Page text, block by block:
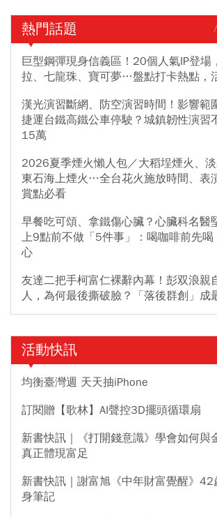
全台。
熱門話題
巨型鋼彈現身信義區！20個人氣IP登場
拉、七龍珠、寶可夢…盤點打卡熱點，
漢光演習斷網、防空演習時間！影響
捷運台鐵高鐵公車停駛？城鎮韌性演習
15萬
2026夏季煙火懶人包／大稻埕煙火、淡
東石海上煙火…全台花火施放時間、表
賞點必看
早餐吃可頌、拿鐵傷心臟？心臟科名醫
上9點前不做「5件事」：喝咖啡前先
心
友達二把手柯富仁裸辭內幕！彭双浪親
人，為何最後撕破臉？「落後群創」成
活動快訊
均衡臺灣週 天天抽iPhone
訂閱贈【歌林】AI聲控3D擺頭循環扇
新書快訊｜《打開錢意識》學會如何與
真正體現富足
新書快訊｜謝富旭《中年財富覺醒》42
身筆記